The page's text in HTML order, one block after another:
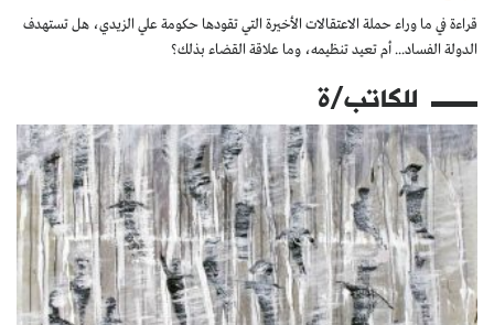
قراءة في ما وراء حملة الاعتقالات الأخيرة التي تقودها حكومة علي الزيدي، هل تستهدف
الدولة الفساد... أم تعيد تنظيمه، وما علاقة القضاء بذلك؟
للكاتب/ة